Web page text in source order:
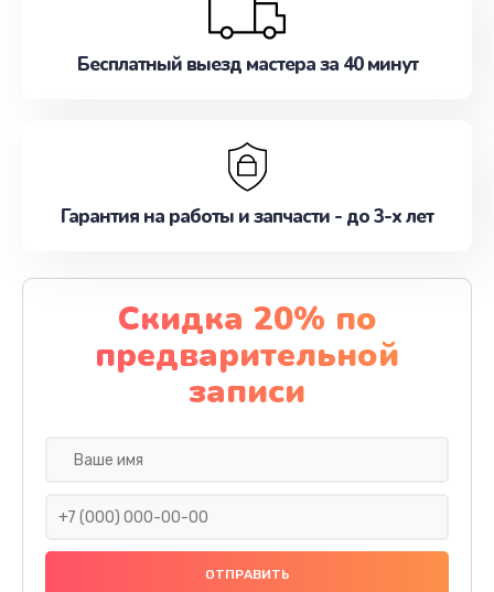
Бесплатный выезд мастера за 40 минут
Гарантия на работы и запчасти - до 3-х лет
Скидка 20% по
предварительной
записи